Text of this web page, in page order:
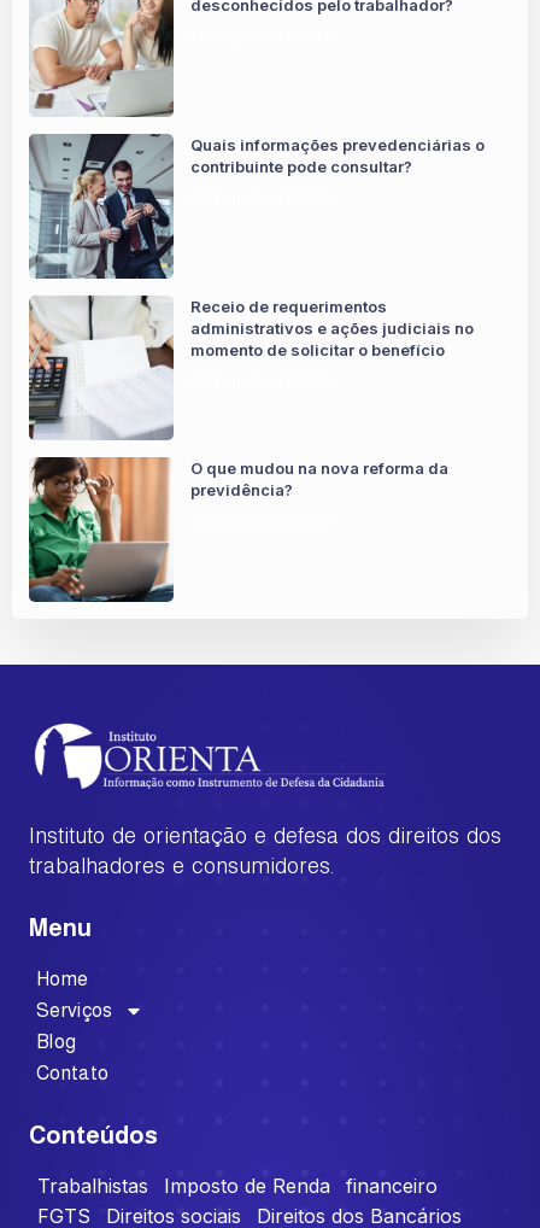
desconhecidos pelo trabalhador?
Quais informações prevedenciárias o
contribuinte pode consultar?
Receio de requerimentos
administrativos e ações judiciais no
momento de solicitar o benefício
O que mudou na nova reforma da
previdência?
Instituto de orientação e defesa dos direitos dos
trabalhadores e consumidores.
Menu
Home
Serviços
Blog
Contato
Conteúdos
Trabalhistas Imposto de Renda
financeiro
FGTS
Direitos sociais Direitos dos Bancários